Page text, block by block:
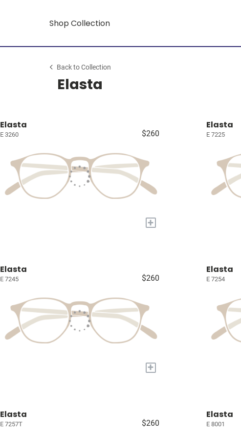
Shop Collection
Back to Collection
Elasta
Elasta
E 3260 $260
+
Elasta
E 7225
Elasta
E 7245 $260
+
Elasta
E 7254
Elasta
E 7257T $260
Elasta
E 8001